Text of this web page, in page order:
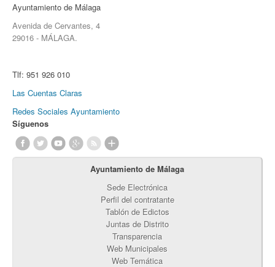
Ayuntamiento de Málaga
Avenida de Cervantes, 4
29016 - MÁLAGA.
Tlf: 951 926 010
Las Cuentas Claras
Redes Sociales Ayuntamiento
Síguenos
Ayuntamiento de Málaga
Sede Electrónica
Perfil del contratante
Tablón de Edictos
Juntas de Distrito
Transparencia
Web Municipales
Web Temática